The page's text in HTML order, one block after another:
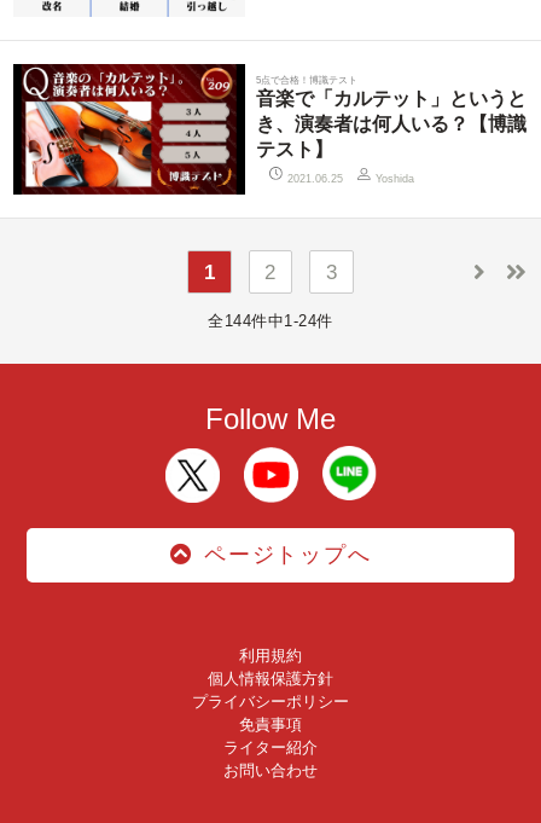
5点で合格！博識テスト
音楽で「カルテット」というと
き、演奏者は何人いる？【博識
テスト】
2021.06.25 Yoshida
1 2 3
全144件中1-24件
Follow Me
ページトップへ
利用規約
個人情報保護方針
プライバシーポリシー
免責事項
ライター紹介
お問い合わせ